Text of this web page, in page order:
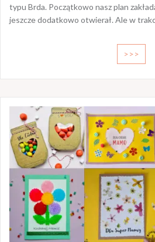
typu Brda. Początkowo nasz plan
jeszcze dodatkowo otwierał. Ale w
>>>